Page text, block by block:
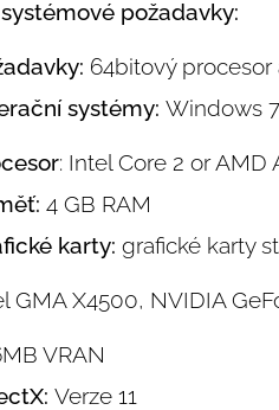
požadavky:
64bitový
systémy: Windows
: Intel Core 2 or AMD
4 GB RAM
karty: grafické karty
GMA X4500, NVIDIA
VRAN
Verze 11